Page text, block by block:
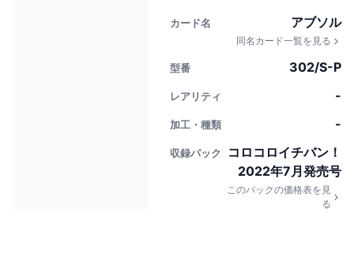
カード名 アブソル
同名カード一覧を見る
型番 302/S-P
レアリティ -
加工・種類 -
収録パック
コロコロイチバン！
2022年7月発売号
このパックの価格表を見
る